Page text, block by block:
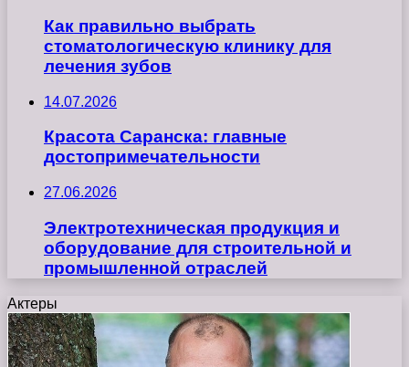
Как правильно выбрать
стоматологическую клинику для
лечения зубов
14.07.2026
Красота Саранска: главные
достопримечательности
27.06.2026
Электротехническая продукция и
оборудование для строительной и
промышленной отраслей
Актеры